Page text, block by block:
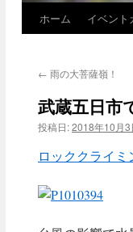
ン
ス
ホーム イベント
← 雨の大菩薩嶺！
武蔵五日市
投稿日:2018年10月3
ロッククライミ